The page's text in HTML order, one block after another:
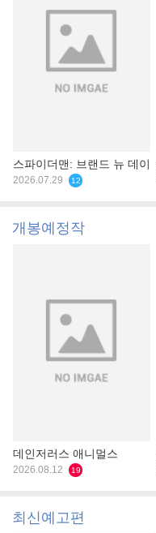
스파이더맨: 브랜드 뉴 데이
2026.07.29 12
개봉예정작
데인저러스 애니멀스
2026.08.12 19
최신예고편